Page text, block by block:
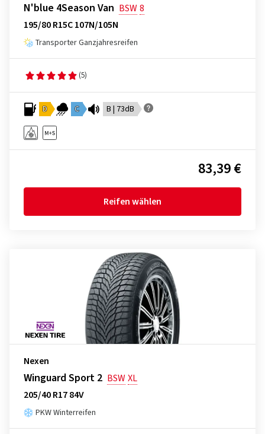
N'blue 4Season Van BSW8
195/80 R15C 107N/105N
Transporter Ganzjahresreifen
(5)
D C B | 73dB
83,39 €
Reifen wählen
Nexen
Winguard Sport 2 BSWXL
205/40 R17 84V
PKW Winterreifen